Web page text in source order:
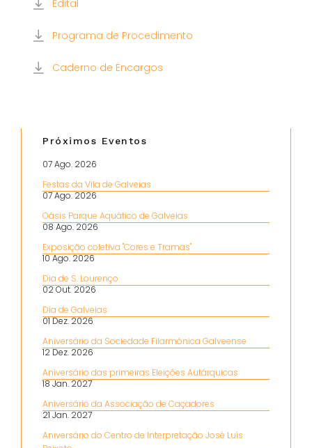
Edital
Programa de Procedimento
Caderno de Encargos
Próximos Eventos
07 Ago. 2026
Festas da Vila de Galveias
07 Ago. 2026
Oásis Parque Aquático de Galveias
08 Ago. 2026
Exposição coletiva "Cores e Tramas"
10 Ago. 2026
Dia de S. Lourenço
02 Out. 2026
Dia de Galveias
01 Dez. 2026
Aniversário da Sociedade Filarmónica Galveense
12 Dez. 2026
Aniversário das primeiras Eleições Autárquicas
18 Jan. 2027
Aniversário da Associação de Caçadores
21 Jan. 2027
Aniversário do Centro de Interpretação José Luís